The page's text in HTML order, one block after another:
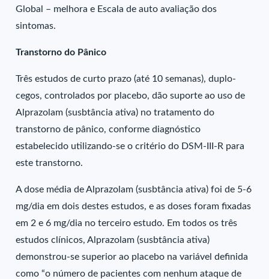
Global – melhora e Escala de auto avaliação dos
sintomas.
Transtorno do Pânico
Três estudos de curto prazo (até 10 semanas), duplo-
cegos, controlados por placebo, dão suporte ao uso de
Alprazolam (susbtância ativa) no tratamento do
transtorno de pânico, conforme diagnóstico
estabelecido utilizando-se o critério do DSM-III-R para
este transtorno.
A dose média de Alprazolam (susbtância ativa) foi de 5-6
mg/dia em dois destes estudos, e as doses foram fixadas
em 2 e 6 mg/dia no terceiro estudo. Em todos os três
estudos clínicos, Alprazolam (susbtância ativa)
demonstrou-se superior ao placebo na variável definida
como “o número de pacientes com nenhum ataque de